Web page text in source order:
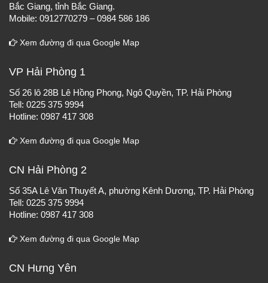
Bắc Giang, tỉnh Bắc Giang.
Mobile: 0912770279 – 0984 586 186
Xem đường đi qua Google Map
VP Hải Phòng 1
Số 26 lô 28B Lê Hồng Phong, Ngô Quyền, TP. Hải Phòng
Tell: 0225 375 9994
Hotline: 0987 417 308
Xem đường đi qua Google Map
CN Hải Phòng 2
Số 35A Lê Văn Thuyết A, phường Kênh Dương, TP. Hải Phòng
Tell: 0225 375 9994
Hotline: 0987 417 308
Xem đường đi qua Google Map
CN Hưng Yên